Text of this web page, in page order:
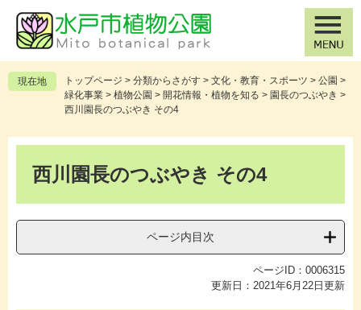
の
先
頭
ー
を
飛
現在地 トップページ > 分類からさがす > 文化・教育・スポーツ > 公園 >
緑化事業 > 植物公園 > 開花情報・植物を知る > 園長のつぶやき >
西川園長のつぶやき その4
西川園長のつぶやき その4
ページ内目次
ページID：0006315
更新日：2021年6月22日更新